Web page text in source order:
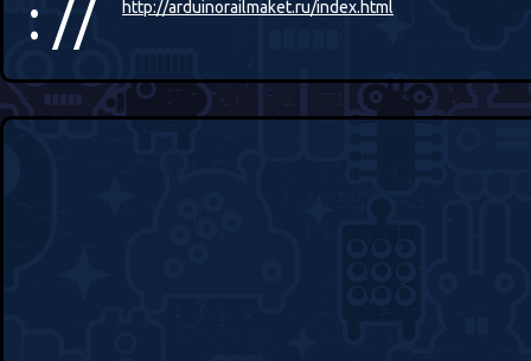
: // http://arduinorailmaket.ru/index.html